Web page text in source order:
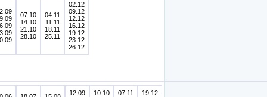
07.10
14.10
21.10
28.10
04.11
11.11
18.11
25.11
02.12
09.12
12.12
16.12
19.12
23.12
26.12
12.09
10.10
07.11
19.12